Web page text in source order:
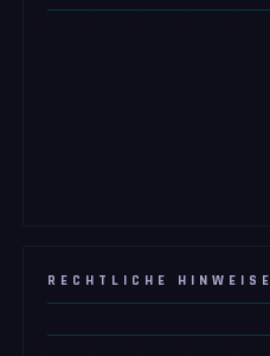
RECHTLICHE HINWEISE